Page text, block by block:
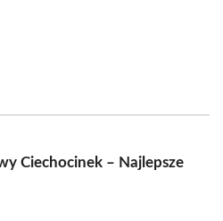
Ciechocinek – Najlepsze